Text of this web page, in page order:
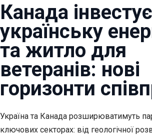
Канада
українську
та житло для
ветеранів: нові
горизонти
Україна та Канада розширюватимуть
ключових секторах: від геологічної